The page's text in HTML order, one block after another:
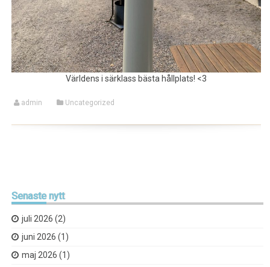
Världens i särklass bästa hållplats! <3
admin Uncategorized
Senastenytt
juli 2026 (2)
juni 2026 (1)
maj 2026 (1)